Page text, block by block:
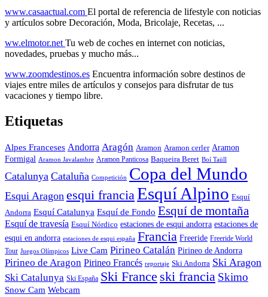
www.casaactual.com El portal de referencia de lifestyle con noticias
y artículos sobre Decoración, Moda, Bricolaje, Recetas, ...
ww.elmotor.net Tu web de coches en internet con noticias,
novedades, pruebas y mucho más...
www.zoomdestinos.es Encuentra información sobre destinos de
viajes entre miles de artículos y consejos para disfrutar de tus
vacaciones y tiempo libre.
Etiquetas
Alpes Franceses Andorra Aragón Aramon Aramon cerler Aramon
Formigal Aramon Javalambre Aramon Panticosa Baqueira Beret Boí Taüll
Catalunya Cataluña Competición Copa del Mundo
Esqui Aragon esqui francia Esquí Alpino Esquí
Andorra Esquí Catalunya Esquí de Fondo Esquí de montaña
Esquí de travesía Esquí Nórdico estaciones de esqui andorra estaciones de
esqui en andorra estaciones de esqui españa Francia Freeride Freeride World
Tour Juegos Olímpicos Live Cam Pirineo Catalán Pirineo de Andorra
Pirineo de Aragon Pirineo Francés reportaje Ski Andorra Ski Aragon
Ski Catalunya Ski España Ski France ski francia Skimo
Snow Cam Webcam